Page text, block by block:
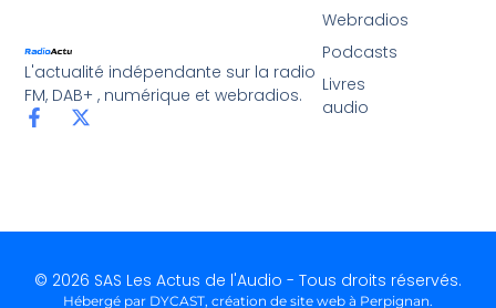
L'actualité indépendante sur la radio
FM, DAB+ , numérique et webradios.
Webradios
Podcasts
Livres
audio
© 2026 SAS Les Actus de l'Audio - Tous droits réservés.
Hébergé par DYCAST, création de site web à Perpignan.